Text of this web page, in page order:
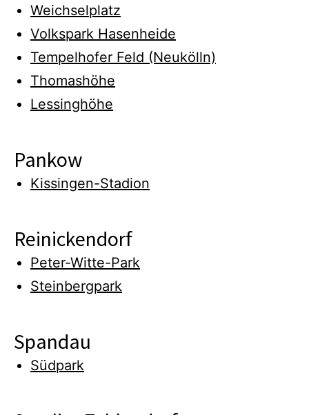
Weichselplatz
Volkspark Hasenheide
Tempelhofer Feld (Neukölln)
Thomashöhe
Lessinghöhe
Pankow
Kissingen-Stadion
Reinickendorf
Peter-Witte-Park
Steinbergpark
Spandau
Südpark